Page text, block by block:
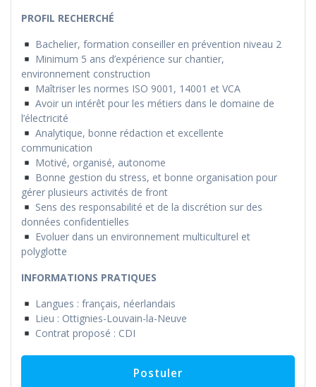
PROFIL RECHERCHÉ
Bachelier, formation conseiller en prévention niveau 2
Minimum 5 ans d’expérience sur chantier,
environnement construction
Maîtriser les normes ISO 9001, 14001 et VCA
Avoir un intérêt pour les métiers dans le domaine de
l’électricité
Analytique, bonne rédaction et excellente
communication
Motivé, organisé, autonome
Bonne gestion du stress, et bonne organisation pour
gérer plusieurs activités de front
Sens des responsabilité et de la discrétion sur des
données confidentielles
Evoluer dans un environnement multiculturel et
polyglotte
INFORMATIONS PRATIQUES
Langues : français, néerlandais
Lieu : Ottignies-Louvain-la-Neuve
Contrat proposé : CDI